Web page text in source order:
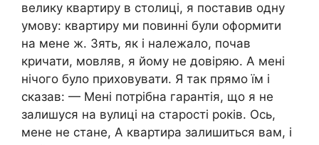
велику квартиру в столиці, я поставив одну
умову: квартиру ми повинні були оформити
на мене ж. Зять, як і належало, почав
кричати, мовляв, я йому не довіряю. А мені
нічого було приховувати. Я так прямо їм і
сказав: — Мені потрібна гарантія, що я не
залишуся на вулиці на старості років. Ось,
мене не стане, А квартира залишиться вам, і